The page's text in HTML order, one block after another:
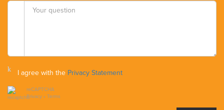
I agree with the Privacy Statement
reCAPTCHA
Privacy • Terms